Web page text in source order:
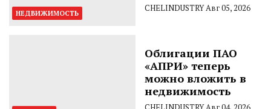
НЕДВИЖИМОСТЬ CHELINDUSTRYАвг 05, 2026
Облигации ПАО
«АПРИ» теперь
можно вложить в
недвижимость